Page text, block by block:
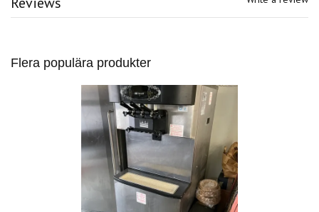
Flera populära produkter